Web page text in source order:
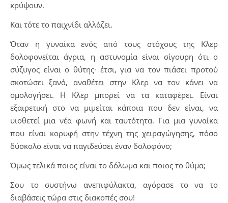
κρύψουν.
Και τότε το παιχνίδι αλλάζει.
Όταν η γυναίκα ενός από τους στόχους της Κλερ
δολοφονείται άγρια, η αστυνομία είναι σίγουρη ότι ο
σύζυγος είναι ο θύτης∙ έτσι, για να τον πιάσει προτού
σκοτώσει ξανά, αναθέτει στην Κλερ να τον κάνει να
ομολογήσει. Η Κλερ μπορεί να τα καταφέρει. Είναι
εξαιρετική στο να μιμείται κάποια που δεν είναι, να
υιοθετεί μια νέα φωνή και ταυτότητα. Για μια γυναίκα
που είναι κορυφή στην τέχνη της χειραγώγησης, πόσο
δύσκολο είναι να παγιδεύσει έναν δολοφόνο;
Όμως τελικά ποιος είναι το δόλωμα και ποιος το θύμα;
Σου το συστήνω ανεπιφύλακτα, αγόρασε το να το
διαβάσεις τώρα στις διακοπές σου!